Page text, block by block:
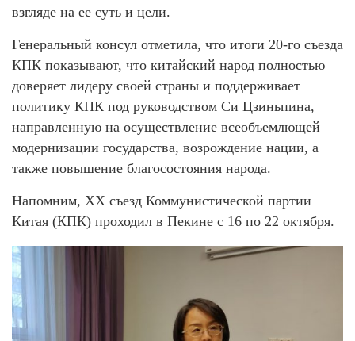
взгляде на ее суть и цели.
Генеральный консул отметила, что итоги 20-го съезда
КПК показывают, что китайский народ полностью
доверяет лидеру своей страны и поддерживает
политику КПК под руководством Си Цзиньпина,
направленную на осуществление всеобъемлющей
модернизации государства, возрождение нации, а
также повышение благосостояния народа.
Напомним, XX съезд Коммунистической партии
Китая (КПК) проходил в Пекине с 16 по 22 октября.